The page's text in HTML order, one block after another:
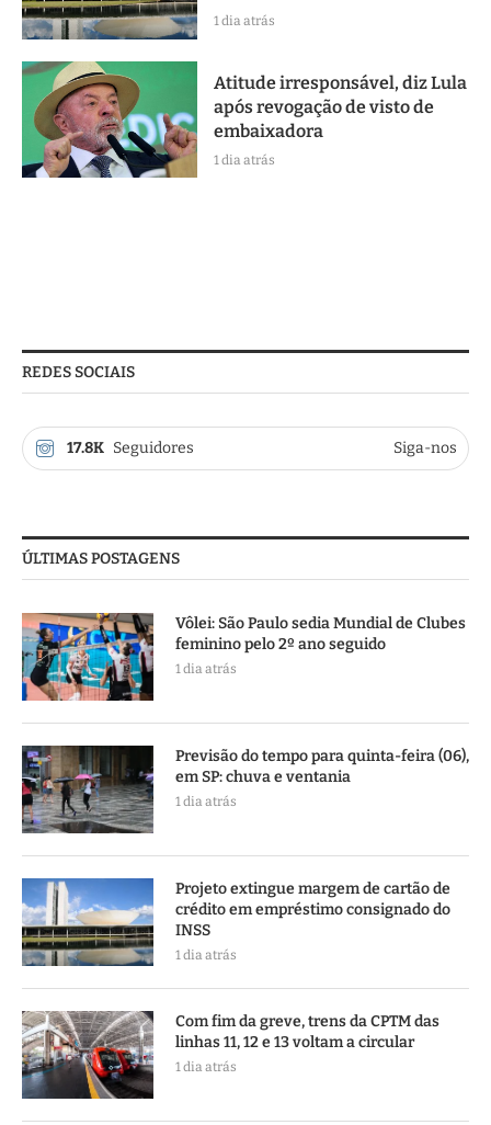
1 dia atrás
Atitude irresponsável, diz Lula
após revogação de visto de
embaixadora
1 dia atrás
REDES SOCIAIS
17.8K Seguidores Siga-nos
ÚLTIMAS POSTAGENS
Vôlei: São Paulo sedia Mundial de Clubes
feminino pelo 2º ano seguido
1 dia atrás
Previsão do tempo para quinta-feira (06),
em SP: chuva e ventania
1 dia atrás
Projeto extingue margem de cartão de
crédito em empréstimo consignado do
INSS
1 dia atrás
Com fim da greve, trens da CPTM das
linhas 11, 12 e 13 voltam a circular
1 dia atrás